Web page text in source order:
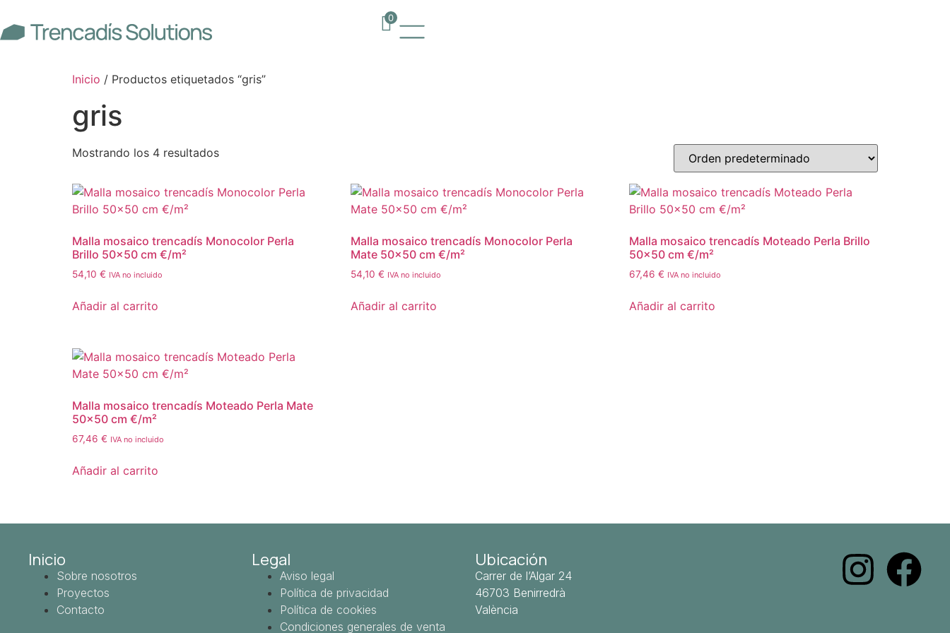
0
Inicio / Productos etiquetados “gris”
gris
Mostrando los 4 resultados
Malla mosaico trencadís Monocolor Perla
Brillo 50×50 cm €/m²
54,10 € IVA no incluido
Añadir al carrito
Malla mosaico trencadís Monocolor Perla
Mate 50×50 cm €/m²
54,10 € IVA no incluido
Añadir al carrito
Malla mosaico trencadís Moteado Perla Brillo
50×50 cm €/m²
67,46 € IVA no incluido
Añadir al carrito
Malla mosaico trencadís Moteado Perla Mate
50×50 cm €/m²
67,46 € IVA no incluido
Añadir al carrito
Inicio
Sobre nosotros
Proyectos
Contacto
Legal
Aviso legal
Política de privacidad
Política de cookies
Condiciones generales de venta
Ubicación
Carrer de l’Algar 24
46703 Benirredrà
València